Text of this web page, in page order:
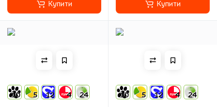
Купити Купити
10 5 12 4 24 10 5 12 4 24